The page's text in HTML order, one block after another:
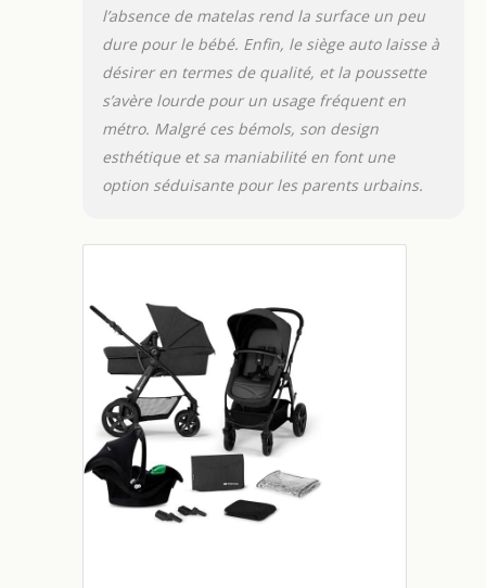
l’absence de matelas rend la surface un peu
dure pour le bébé. Enfin, le siège auto laisse à
désirer en termes de qualité, et la poussette
s’avère lourde pour un usage fréquent en
métro. Malgré ces bémols, son design
esthétique et sa maniabilité en font une
option séduisante pour les parents urbains.